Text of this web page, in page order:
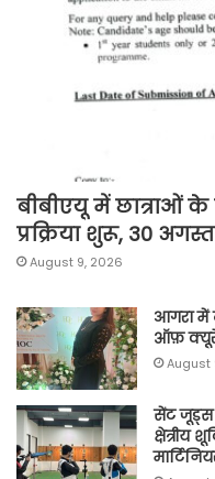
बीबीएयू में छात्राओं
प्रक्रिया शुरू, 30
August 9, 2026
आगरा में
ऑफ़
August
सेंट जूड्स
क्षेत्रीय